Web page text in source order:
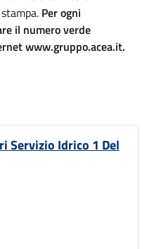
Per ogni
il numero verde
www.gruppo.acea.it.
Servizio Idrico 1 Del